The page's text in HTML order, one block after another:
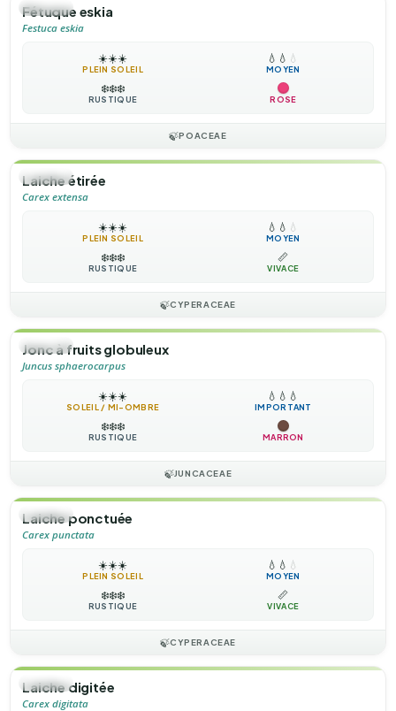
🌿HERBE
Fétuque eskia
Festuca eskia
☀️☀️☀️
PLEIN SOLEIL
💧 💧 💧
MOYEN
❄️❄️❄️
RUSTIQUE ROSE
🍃POACEAE
🌿HERBE
Laiche étirée
Carex extensa
☀️☀️☀️
PLEIN SOLEIL
💧 💧 💧
MOYEN
❄️❄️❄️
RUSTIQUE
📏
VIVACE
🍃CYPERACEAE
🌿HERBE
Jonc à fruits globuleux
Juncus sphaerocarpus
☀️☀️☀️
SOLEIL / MI-OMBRE
💧 💧 💧
IMPORTANT
❄️❄️❄️
RUSTIQUE MARRON
🍃JUNCACEAE
🌿HERBE
Laiche ponctuée
Carex punctata
☀️☀️☀️
PLEIN SOLEIL
💧 💧 💧
MOYEN
❄️❄️❄️
RUSTIQUE
📏
VIVACE
🍃CYPERACEAE
🌿HERBE
Laiche digitée
Carex digitata